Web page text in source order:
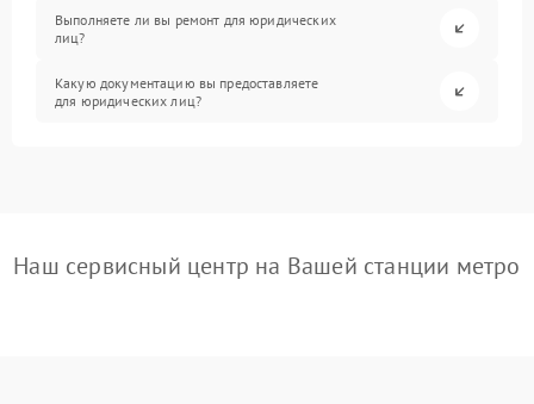
Выполняете ли вы ремонт для юридических
лиц?
Какую документацию вы предоставляете
для юридических лиц?
Наш сервисный центр на Вашей станции метро